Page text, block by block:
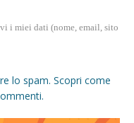
i miei dati (nome, email, sito
lo spam. Scopri come
.